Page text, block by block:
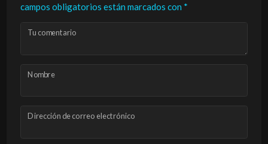
campos obligatorios están marcados con *
Tu comentario
Nombre
Dirección de correo electrónico